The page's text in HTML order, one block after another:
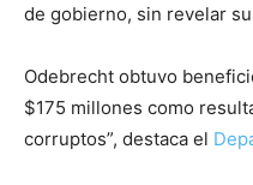
de gobierno, sin revelar
Odebrecht obtuvo
$175 millones como
corruptos”, destaca el